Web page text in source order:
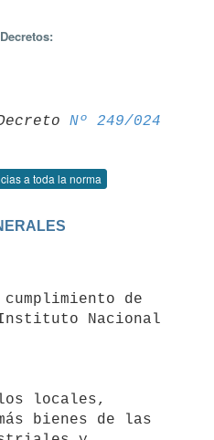
Nº 249/024
a toda la norma
Nacional
locales,
bienes de las